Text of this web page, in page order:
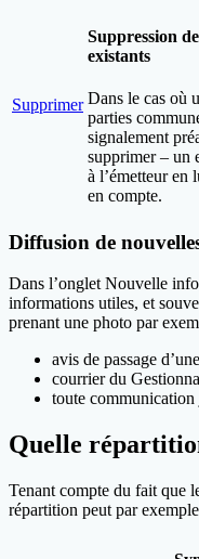
Supprimer
Suppression
existants
Dans le cas où
parties
signalement
supprimer – un
à l’émetteur en
en compte.
Diffusion de
Dans l’onglet Nouvelle
informations utiles, et
prenant une photo par
avis de passage
courrier du
toute
Quelle
Tenant compte du fait que
répartition peut par